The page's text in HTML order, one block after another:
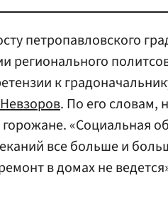
петропавловского
регионального
к
. По его словам,
«Социальная
все больше и
в домах не